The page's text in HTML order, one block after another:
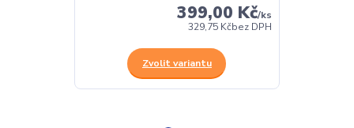
399,00 Kč/ks
329,75 Kčbez DPH
Zvolit variantu